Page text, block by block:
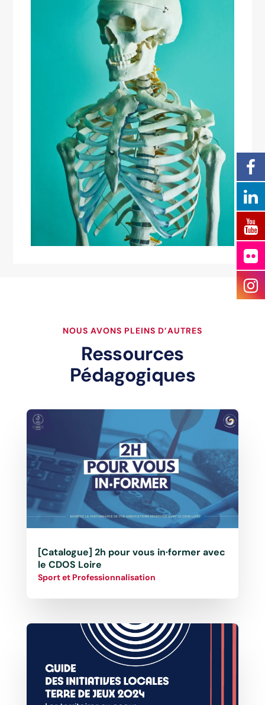
NOUS AVONS PLEINS D’AUTRES
Ressources
Pédagogiques
[Catalogue] 2h pour vous in·former avec
le CDOS Loire
Sport et Professionnalisation